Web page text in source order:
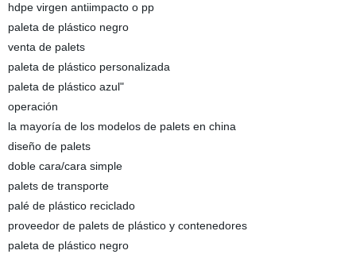
hdpe virgen antiimpacto o pp
paleta de plástico negro
venta de palets
paleta de plástico personalizada
paleta de plástico azul"
operación
la mayoría de los modelos de palets en china
diseño de palets
doble cara/cara simple
palets de transporte
palé de plástico reciclado
proveedor de palets de plástico y contenedores
paleta de plástico negro